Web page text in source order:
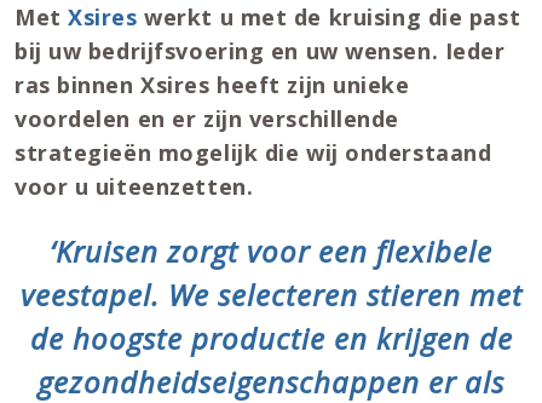
MetXsires werkt u met de kruising die past
bij uw bedrijfsvoering en uw wensen. Ieder
ras binnen Xsires heeft zijn unieke
voordelen en er zijn verschillende
strategieën mogelijk die wij onderstaand
voor u uiteenzetten.
‘Kruisen zorgt voor een flexibele
veestapel. We selecteren stieren met
de hoogste productie en krijgen de
gezondheidseigenschappen er als